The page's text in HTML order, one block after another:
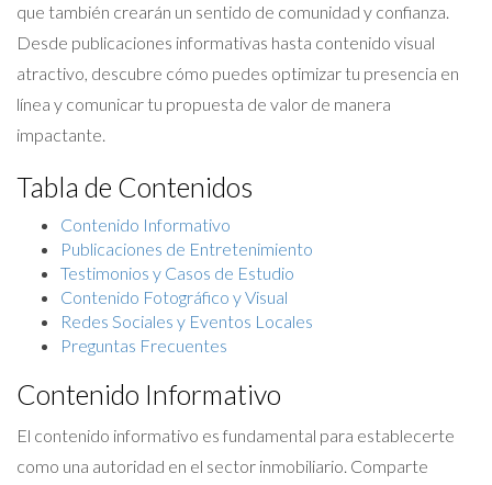
que también crearán un sentido de comunidad y confianza.
Desde publicaciones informativas hasta contenido visual
atractivo, descubre cómo puedes optimizar tu presencia en
línea y comunicar tu propuesta de valor de manera
impactante.
Tabla de Contenidos
Contenido Informativo
Publicaciones de Entretenimiento
Testimonios y Casos de Estudio
Contenido Fotográfico y Visual
Redes Sociales y Eventos Locales
Preguntas Frecuentes
Contenido Informativo
El contenido informativo es fundamental para establecerte
como una autoridad en el sector inmobiliario. Comparte